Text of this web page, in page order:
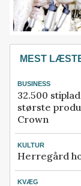
MEST
BUSINESS
32.500
største
Crown
KULTUR
Herregård
KVÆG